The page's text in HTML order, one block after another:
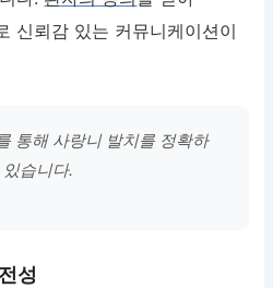
신뢰감 있는 커뮤니케이션이
통해 사랑니 발치를 정확하
습니다.
성